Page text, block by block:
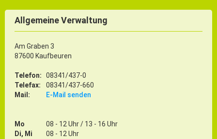
Allgemeine Verwaltung
Am Graben 3
87600 Kaufbeuren
Telefon:
08341/437-0
Telefax:
08341/437-660
Mail:
E-Mail senden
Mo
08 - 12 Uhr / 13 - 16 Uhr
Di, Mi
08 - 12 Uhr